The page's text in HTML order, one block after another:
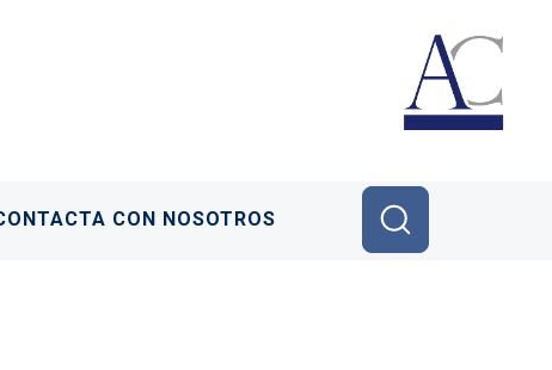
CON NOSOTROS